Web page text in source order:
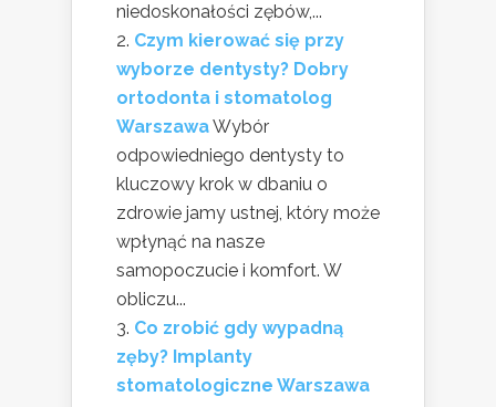
niedoskonałości zębów,...
Czym kierować się przy
wyborze dentysty? Dobry
ortodonta i stomatolog
WarszawaWybór
odpowiedniego dentysty to
kluczowy krok w dbaniu o
zdrowie jamy ustnej, który może
wpłynąć na nasze
samopoczucie i komfort. W
obliczu...
Co zrobić gdy wypadną
zęby? Implanty
stomatologiczne Warszawa